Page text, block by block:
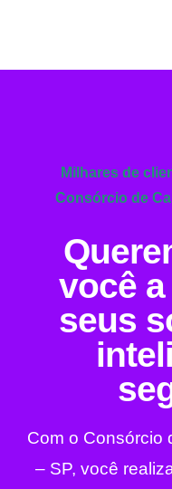
Milhares de
Consórcio de
você
seus
Com o Consórcio
– SP, você